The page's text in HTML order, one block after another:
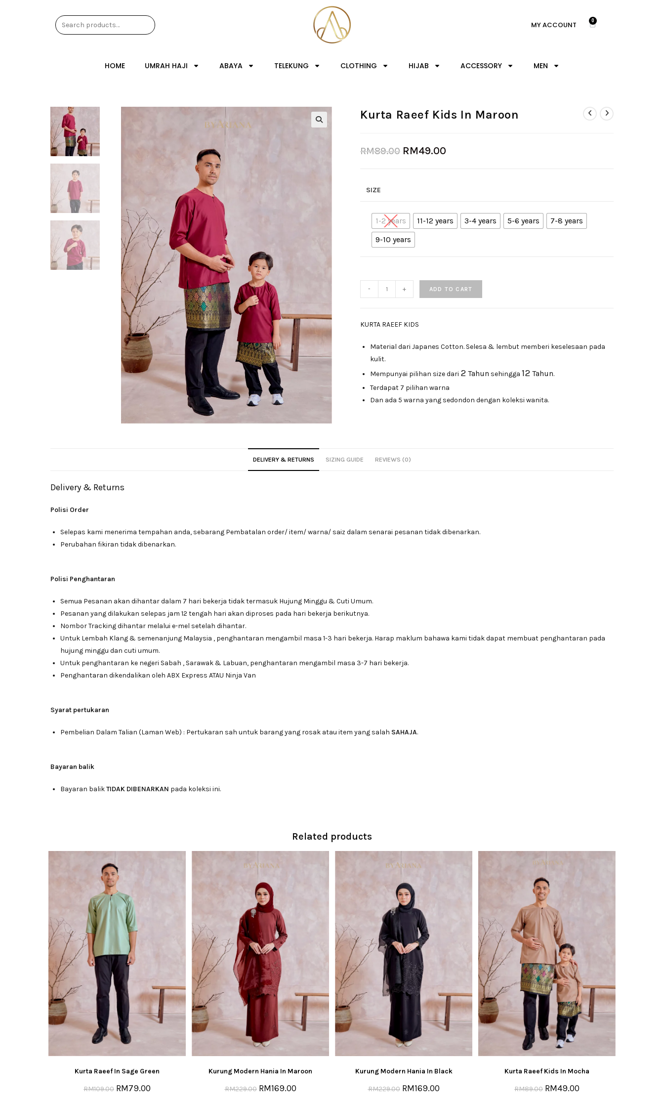
MY ACCOUNT 0
HOME UMRAH HAJI ABAYA TELEKUNG CLOTHING HIJAB ACCESSORY MEN
Kurta Raeef Kids In Maroon
RM89.00 RM49.00
SIZE
1-2 years 11-12 years 3-4 years 5-6 years
7-8 years
9-10 years
- + ADD TO CART
KURTA RAEEF KIDS
Material dari Japanes Cotton. Selesa & lembut memberi keselesaan pada
kulit.
Mempunyai pilihan size dari 2 Tahun sehingga 12 Tahun.
Terdapat 7 pilihan warna
Dan ada 5 warna yang sedondon dengan koleksi wanita.
DELIVERY & RETURNS SIZING GUIDE REVIEWS (0)
Delivery & Returns
Polisi Order
Selepas kami menerima tempahan anda, sebarang Pembatalan order/ item/ warna/ saiz dalam senarai pesanan tidak dibenarkan.
Perubahan fikiran tidak dibenarkan.
Polisi Penghantaran
Semua Pesanan akan dihantar dalam 7 hari bekerja tidak termasuk Hujung Minggu & Cuti Umum.
Pesanan yang dilakukan selepas jam 12 tengah hari akan diproses pada hari bekerja berikutnya.
Nombor Tracking dihantar melalui e-mel setelah dihantar.
Untuk Lembah Klang & semenanjung Malaysia , penghantaran mengambil masa 1-3 hari bekerja. Harap maklum bahawa kami tidak dapat membuat penghantaran pada
hujung minggu dan cuti umum.
Untuk penghantaran ke negeri Sabah , Sarawak & Labuan, penghantaran mengambil masa 3-7 hari bekerja.
Penghantaran dikendalikan oleh ABX Express ATAU Ninja Van
Syarat pertukaran
Pembelian Dalam Talian (Laman Web) : Pertukaran sah untuk barang yang rosak atau item yang salah SAHAJA.
Bayaran balik
Bayaran balikTIDAK DIBENARKAN pada koleksi ini.
Related products
Kurta Raeef In Sage Green
RM109.00 RM79.00
Kurung Modern Hania In Maroon
RM229.00 RM169.00
Kurung Modern Hania In Black
RM229.00 RM169.00
Kurta Raeef Kids In Mocha
RM89.00 RM49.00